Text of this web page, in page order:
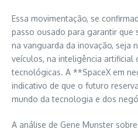
Essa movimentação, se
passo ousado para garantir que
na vanguarda da inovação, seja
veículos, na inteligência artificial
tecnológicas. A **SpaceX em
indicativo de que o futuro
mundo da tecnologia e dos
A análise de Gene Munster